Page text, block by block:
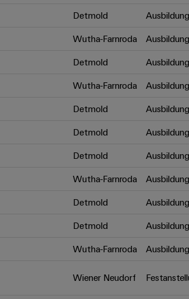
Detmold Ausbildung
Wutha-Farnroda Ausbildung
Detmold Ausbildung
Wutha-Farnroda Ausbildung
Detmold Ausbildung
Detmold Ausbildung
Detmold Ausbildung
Wutha-Farnroda Ausbildung
Detmold Ausbildung
Detmold Ausbildung
Wutha-Farnroda Ausbildung
Wiener Neudorf